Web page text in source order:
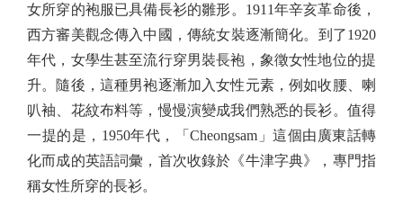
女所穿的袍服已具備長衫的雛形。1911年辛亥革命後，
西方審美觀念傳入中國，傳統女裝逐漸簡化。到了1920
年代，女學生甚至流行穿男裝長袍，象徵女性地位的提
升。隨後，這種男袍逐漸加入女性元素，例如收腰、喇
叭袖、花紋布料等，慢慢演變成我們熟悉的長衫。值得
一提的是，1950年代，「Cheongsam」這個由廣東話轉
化而成的英語詞彙，首次收錄於《牛津字典》，專門指
稱女性所穿的長衫。